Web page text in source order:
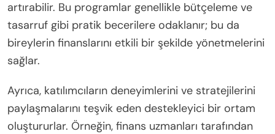
artırabilir. Bu programlar genellikle bütçeleme ve
tasarruf gibi pratik becerilere odaklanır; bu da
bireylerin finanslarını etkili bir şekilde yönetmelerini
sağlar.
Ayrıca, katılımcıların deneyimlerini ve stratejilerini
paylaşmalarını teşvik eden destekleyici bir ortam
oluştururlar. Örneğin, finans uzmanları tarafından